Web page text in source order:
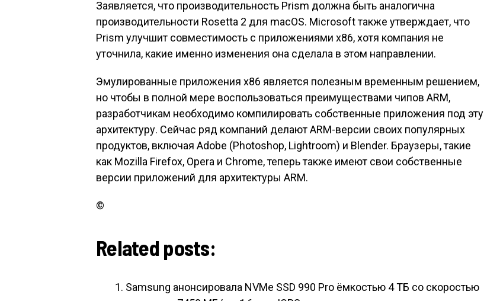
Заявляется, что производительность Prism должна быть аналогична
производительности Rosetta 2 для macOS. Microsoft также утверждает, что
Prism улучшит совместимость с приложениями x86, хотя компания не
уточнила, какие именно изменения она сделала в этом направлении.
Эмулированные приложения x86 является полезным временным решением,
но чтобы в полной мере воспользоваться преимуществами чипов ARM,
разработчикам необходимо компилировать собственные приложения под эту
архитектуру. Сейчас ряд компаний делают ARM-версии своих популярных
продуктов, включая Adobe (Photoshop, Lightroom) и Blender. Браузеры, такие
как Mozilla Firefox, Opera и Chrome, теперь также имеют свои собственные
версии приложений для архитектуры ARM.
©
Related posts:
Samsung анонсировала NVMe SSD 990 Pro ёмкостью 4 ТБ со скоростью